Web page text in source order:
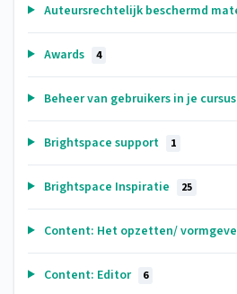
Auteursrechtelijk beschermd
Awards 4
Beheer van gebruikers in je cursus
Brightspace support 1
Brightspace Inspiratie 25
Content: Het opzetten/
Content: Editor 6